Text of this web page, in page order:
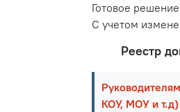
Готовое
С учетом
Реестр
КОУ, МОУ и т.д)